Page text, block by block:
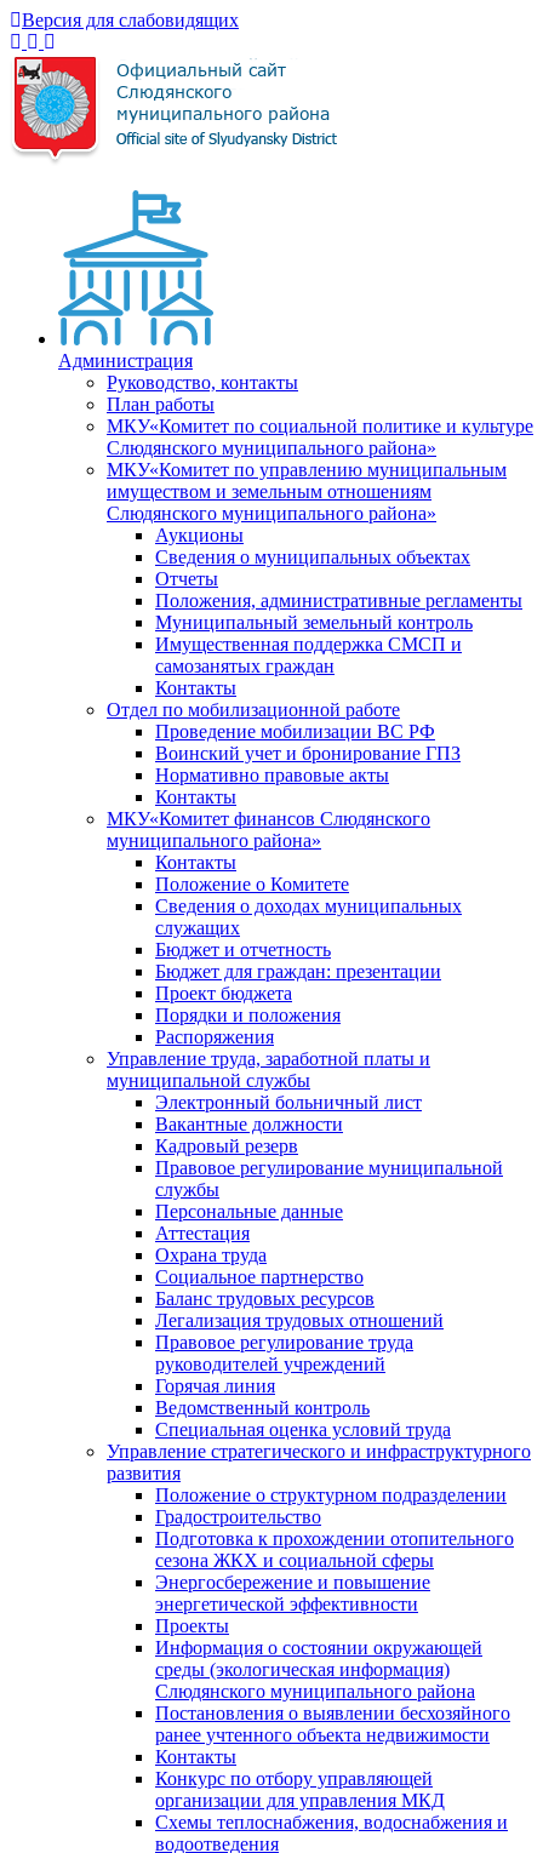
Версия для слабовидящих
Администрация
Руководство, контакты
План работы
МКУ«Комитет по социальной политике и культуре
Слюдянского муниципального района»
МКУ«Комитет по управлению муниципальным
имуществом и земельным отношениям
Слюдянского муниципального района»
Аукционы
Сведения о муниципальных объектах
Отчеты
Положения, административные регламенты
Муниципальный земельный контроль
Имущественная поддержка СМСП и
самозанятых граждан
Контакты
Отдел по мобилизационной работе
Проведение мобилизации ВС РФ
Воинский учет и бронирование ГПЗ
Нормативно правовые акты
Контакты
МКУ«Комитет финансов Слюдянского
муниципального района»
Контакты
Положение о Комитете
Сведения о доходах муниципальных
служащих
Бюджет и отчетность
Бюджет для граждан: презентации
Проект бюджета
Порядки и положения
Распоряжения
Управление труда, заработной платы и
муниципальной службы
Электронный больничный лист
Вакантные должности
Кадровый резерв
Правовое регулирование муниципальной
службы
Персональные данные
Аттестация
Охрана труда
Социальное партнерство
Баланс трудовых ресурсов
Легализация трудовых отношений
Правовое регулирование труда
руководителей учреждений
Горячая линия
Ведомственный контроль
Специальная оценка условий труда
Управление стратегического и инфраструктурного
развития
Положение о структурном подразделении
Градостроительство
Подготовка к прохождении отопительного
сезона ЖКХ и социальной сферы
Энергосбережение и повышение
энергетической эффективности
Проекты
Информация о состоянии окружающей
среды (экологическая информация)
Слюдянского муниципального района
Постановления о выявлении бесхозяйного
ранее учтенного объекта недвижимости
Контакты
Конкурс по отбору управляющей
организации для управления МКД
Схемы теплоснабжения, водоснабжения и
водоотведения